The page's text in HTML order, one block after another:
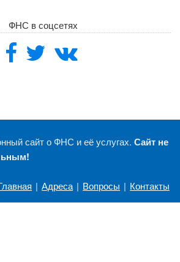
ФНС в соцсетях
сайт о ФНС и её услугах. Сайт не
| Адреса | Вопросы | Контакты